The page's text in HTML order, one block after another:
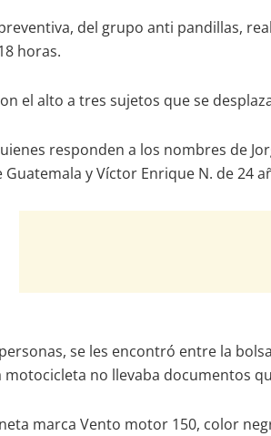
del grupo anti pandillas,
horas.
el alto a tres sujetos que se
responden a los nombres de
y Víctor Enrique N. de 24
se les encontró entre la
no llevaba documentos
marca Vento motor 150, color